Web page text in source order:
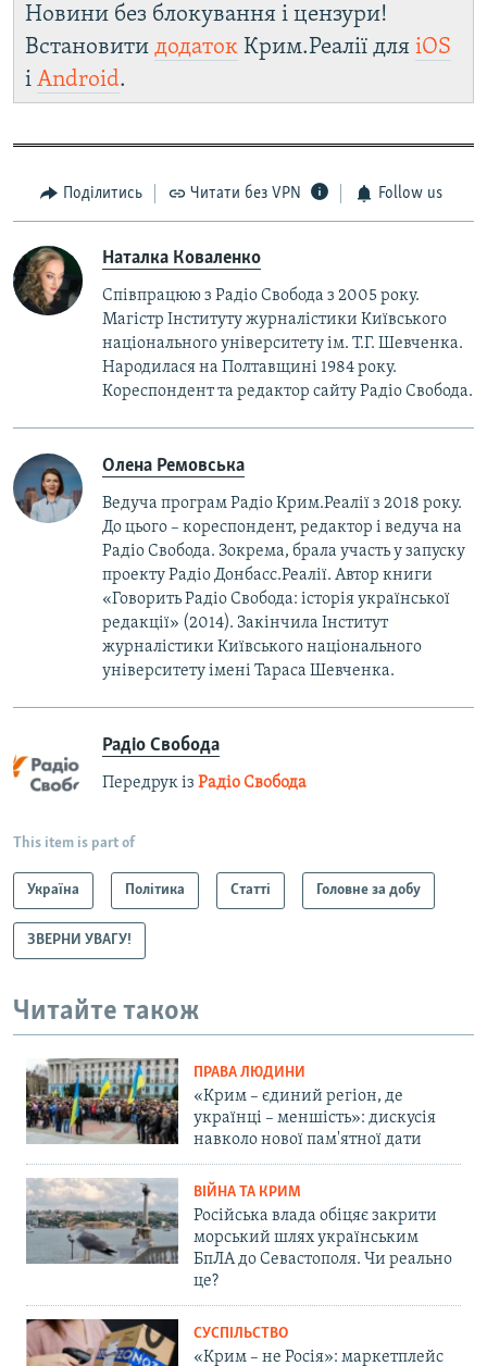
Новини без блокування і цензури!
Встановити додаток Крим.Реалії для iOS
і Android.
Поділитись Читати без VPN Follow us
Наталка Коваленко
Співпрацюю з Радіо Свобода з 2005 року.
Магістр Інституту журналістики Київського
національного університету ім. Т.Г. Шевченка.
Народилася на Полтавщині 1984 року.
Кореспондент та редактор сайту Радіо Свобода.
Олена Ремовська
Ведуча програм Радіо Крим.Реалії з 2018 року.
До цього – кореспондент, редактор і ведуча на
Радіо Свобода. Зокрема, брала участь у запуску
проекту Радіо Донбасс.Реалії. Автор книги
«Говорить Радіо Свобода: iсторія української
редакції» (2014). Закінчила Інститут
журналістики Київського національного
університету імені Тараса Шевченка.
Радіо Свобода
Передрук із Радіо Свобода
This item is part of
Україна Політика Статті Головне за добу
ЗВЕРНИ УВАГУ!
Читайте також
ПРАВА ЛЮДИНИ
«Крим – єдиний регіон, де
українці – меншість»: дискусія
навколо нової пам'ятної дати
ВІЙНА ТА КРИМ
Російська влада обіцяє закрити
морський шлях українським
БпЛА до Севастополя. Чи реально
це?
СУСПІЛЬСТВО
«Крим – не Росія»: маркетплейс